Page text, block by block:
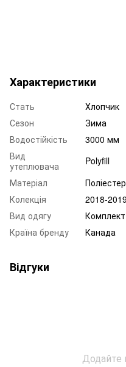
Характеристики
Стать
Хлопчик
Сезон
Зима
Водостійкість
3000 мм
Вид
утеплювача
Polyfill
Матеріал
Поліестер
Колекція
2018-
Вид одягу
Комплект
Країна бренду
Канада
Відгуки
Додайте